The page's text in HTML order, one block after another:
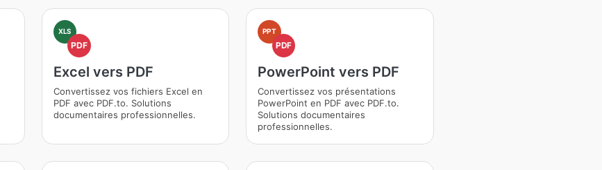
XLS
PDF
Excel vers PDF
Convertissez vos fichiers Excel en
PDF avec PDF.to. Solutions
documentaires professionnelles.
PPT
PDF
PowerPoint vers PDF
Convertissez vos présentations
PowerPoint en PDF avec PDF.to.
Solutions documentaires
professionnelles.